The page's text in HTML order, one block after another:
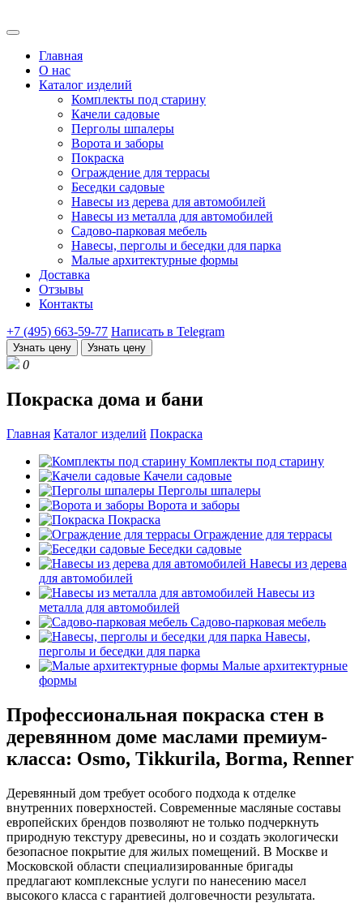
Главная
О нас
Каталог изделий
Комплекты под старину
Качели садовые
Перголы шпалеры
Ворота и заборы
Покраска
Ограждение для террасы
Беседки садовые
Навесы из дерева для автомобилей
Навесы из металла для автомобилей
Садово-парковая мебель
Навесы, перголы и беседки для парка
Малые архитектурные формы
Доставка
Отзывы
Контакты
+7 (495) 663-59-77 Написать в Telegram
Узнать цену Узнать цену
0
Покраска дома и бани
Главная Каталог изделий Покраска
Комплекты под старину
Качели садовые
Перголы шпалеры
Ворота и заборы
Покраска
Ограждение для террасы
Беседки садовые
Навесы из дерева
для автомобилей
Навесы из
металла для автомобилей
Садово-парковая мебель
Навесы,
перголы и беседки для парка
Малые архитектурные
формы
Профессиональная покраска стен в
деревянном доме маслами премиум-
класса: Osmo, Tikkurila, Borma, Renner
Деревянный дом требует особого подхода к отделке
внутренних поверхностей. Современные масляные составы
европейских брендов позволяют не только подчеркнуть
природную текстуру древесины, но и создать экологически
безопасное покрытие для жилых помещений. В Москве и
Московской области специализированные бригады
предлагают комплексные услуги по нанесению масел
высокого класса с гарантией долговечности результата.